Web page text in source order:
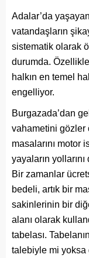
Adalar’da
vatandaşların
sistematik olarak
durumda.
halkın en temel
engelliyor.
Burgazada’dan
vahametini gözler
masalarını motor
yayaların
Bir zamanlar
bedeli, artık bir
sakinlerinin bir
alanı olarak
tabelası.
talebiyle mi